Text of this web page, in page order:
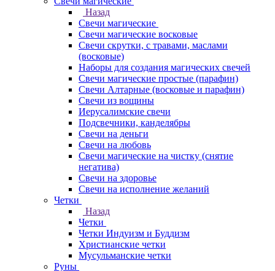
Назад
Свечи магические
Свечи магические восковые
Свечи скрутки, с травами, маслами
(восковые)
Наборы для создания магических свечей
Свечи магические простые (парафин)
Свечи Алтарные (восковые и парафин)
Свечи из вощины
Иерусалимские свечи
Подсвечники, канделябры
Свечи на деньги
Свечи на любовь
Свечи магические на чистку (снятие
негатива)
Свечи на здоровье
Свечи на исполнение желаний
Четки
Назад
Четки
Четки Индуизм и Буддизм
Христианские четки
Мусульманские четки
Руны